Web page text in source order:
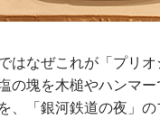
はなぜこれが「プリオ
の塊を木槌やハンマ
、「銀河鉄道の夜」